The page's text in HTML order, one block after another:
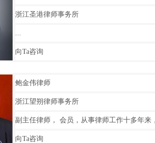
浙江圣港律师事务所
...
向Ta咨询
鲍金伟律师
浙江望朔律师事务所
副主任律师， 会员，从事律师工作十多年来
向Ta咨询